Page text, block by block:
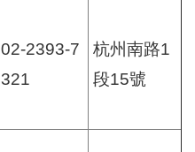
02-2393-7
321
杭州南路1
段15號